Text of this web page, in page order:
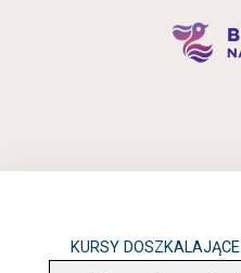
KURSY DOSZKALAJĄCE